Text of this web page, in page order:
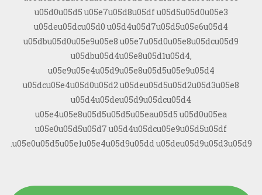
u05d0u05d5 u05e7u05d8u05df u05d5u05d0u05e3
u05deu05dcu05d0 u05d4u05d7u05d5u05e6u05d4
u05dbu05d0u05e9u05e8 u05e7u05d0u05e8u05dcu05d9
u05dbu05d4u05e8u05d1u05d4,
u05e9u05e4u05d9u05e8u05d5u05e9u05d4
u05dcu05e4u05d0u05d2 u05deu05d5u05d2u05d3u05e8
u05d4u05deu05d9u05dcu05d4
u05e4u05e8u05d5u05d5u05eau05d5 u05d0u05ea
u05e0u05d5u05d7 u05d4u05dcu05e9u05d5u05df
u05e0u05d5u05e1u05e4u05d9u05dd u05deu05d9u05d3u05d9.